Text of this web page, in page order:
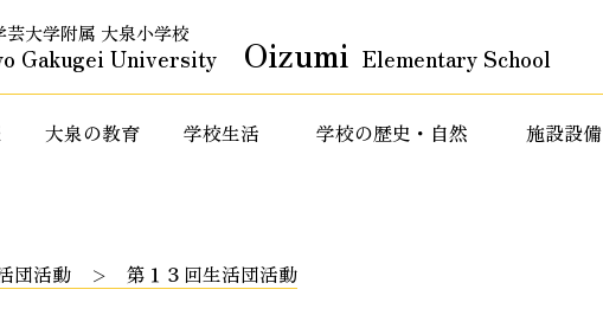
芸大学附属 大泉小学校
Gakugei University Oizumi Elementary School
大泉の教育 学校生活 学校の歴史・自然 施設設備
団活動
第１３回生活団活動